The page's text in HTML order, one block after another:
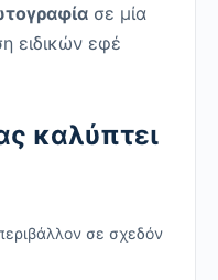
σε μία
ειδικών εφέ
καλύπτει
σε σχεδόν